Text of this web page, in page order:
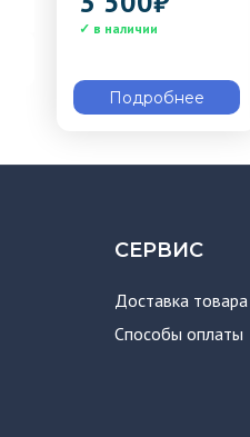
Подробнее
СЕРВИС
Доставка товара
Способы оплаты